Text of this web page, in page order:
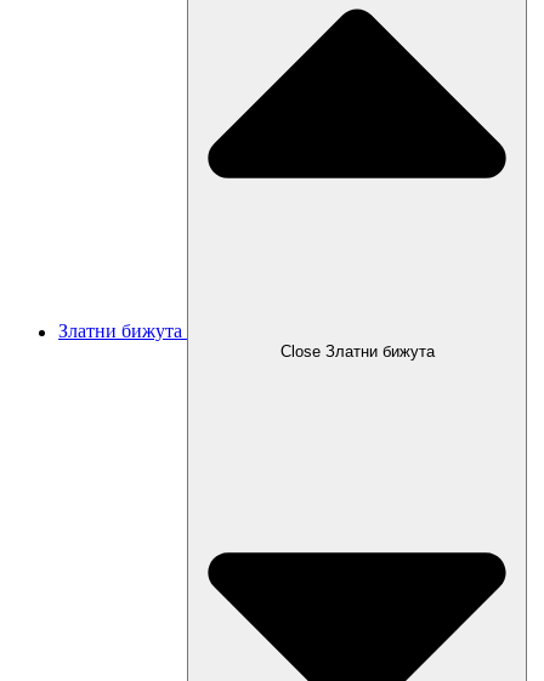
Златни бижута
Close Златни бижута